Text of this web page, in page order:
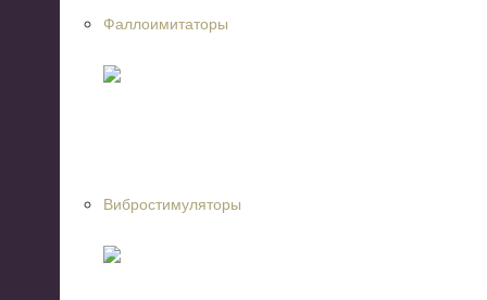
Фаллоимитаторы
Вибростимуляторы